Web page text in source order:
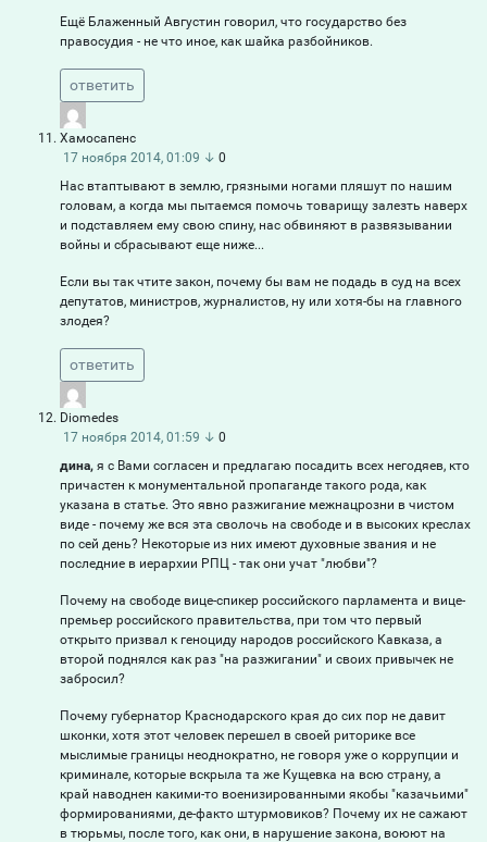
Ещё Блаженный Августин говорил, что государство без
правосудия - не что иное, как шайка разбойников.
ответить
Хамосапенс
17 ноября 2014, 01:09 ↓ 0
Нас втаптывают в землю, грязными ногами пляшут по нашим
головам, а когда мы пытаемся помочь товарищу залезть наверх
и подставляем ему свою спину, нас обвиняют в развязывании
войны и сбрасывают еще ниже...
Если вы так чтите закон, почему бы вам не подадь в суд на всех
депутатов, министров, журналистов, ну или хотя-бы на главного
злодея?
ответить
Diomedes
17 ноября 2014, 01:59 ↓ 0
дина, я с Вами согласен и предлагаю посадить всех негодяев, кто
причастен к монументальной пропаганде такого рода, как
указана в статье. Это явно разжигание межнацрозни в чистом
виде - почему же вся эта сволочь на свободе и в высоких креслах
по сей день? Некоторые из них имеют духовные звания и не
последние в иерархии РПЦ - так они учат "любви"?
Почему на свободе вице-спикер российского парламента и вице-
премьер российского правительства, при том что первый
открыто призвал к геноциду народов российского Кавказа, а
второй поднялся как раз "на разжигании" и своих привычек не
забросил?
Почему губернатор Краснодарского края до сих пор не давит
шконки, хотя этот человек перешел в своей риторике все
мыслимые границы неоднократно, не говоря уже о коррупции и
криминале, которые вскрыла та же Кущевка на всю страну, а
край наводнен какими-то военизированными якобы "казачьими"
формированиями, де-факто штурмовиков? Почему их не сажают
в тюрьмы, после того, как они, в нарушение закона, воюют на